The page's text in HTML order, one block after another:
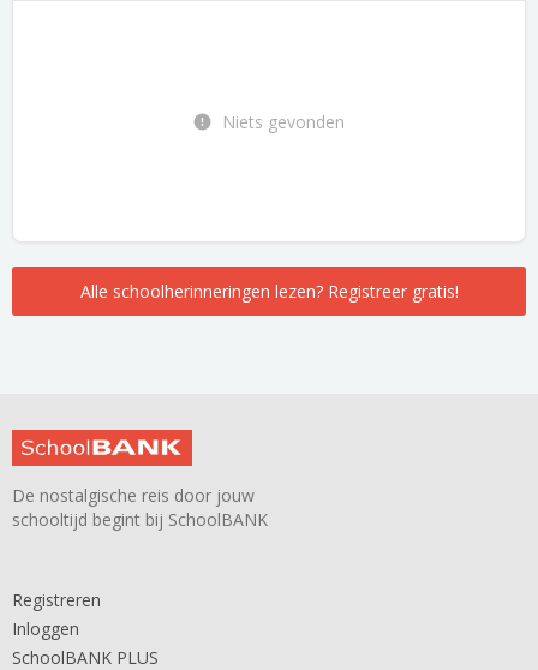
Niets gevonden
Alle schoolherinneringen lezen? Registreer gratis!
De nostalgische reis door jouw
schooltijd begint bij SchoolBANK
Registreren
Inloggen
SchoolBANK PLUS